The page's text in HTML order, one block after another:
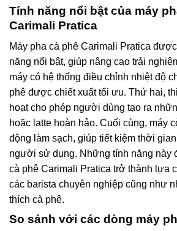
Tính năng nổi bật của máy
Carimali Pratica
Máy pha cà phê Carimali Pratica
năng nổi bật, giúp nâng cao trải
máy có hệ thống điều chỉnh nhiệt độ
phê được chiết xuất tối ưu. Thứ hai,
hoạt cho phép người dùng tạo ra
hoặc latte hoàn hảo. Cuối cùng, máy
động làm sạch, giúp tiết kiệm thời
người sử dụng. Những tính năng này
cà phê Carimali Pratica trở thành lựa
các barista chuyên nghiệp cũng như
thích cà phê.
So sánh với các dòng máy